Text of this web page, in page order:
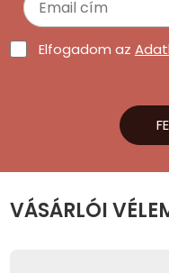
Elfogadom az
VÁSÁRLÓI